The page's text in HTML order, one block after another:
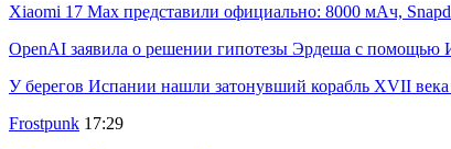
Xiaomi 17 Max представили официально: 8000 мАч,
OpenAI заявила о решении гипотезы Эрдеша с помощью
У берегов Испании нашли затонувший корабль XVII
Frostpunk 17:29